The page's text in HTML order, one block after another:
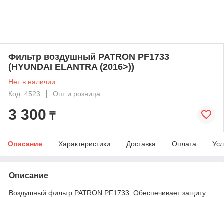
Фильтр воздушный PATRON PF1733
(HYUNDAI ELANTRA (2016>))
Нет в наличии
Код: 4523
Опт и розница
3 300 ₸
Описание Характеристики Доставка Оплата
Описание
Воздушный фильтр PATRON PF1733. Обеспечивает защиту